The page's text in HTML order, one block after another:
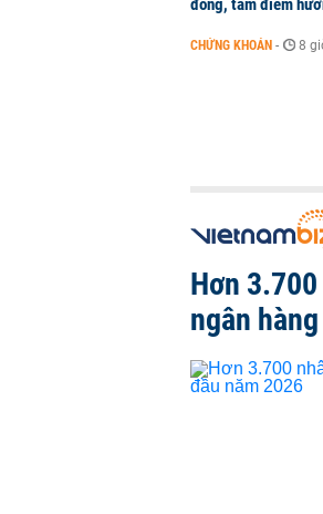
đồng, tâm điểm
CHỨNG KHOÁN - 8
Hơn
ngân